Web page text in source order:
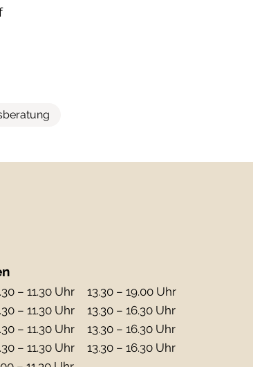
– 11.30 Uhr
13.30 – 19.00 Uhr
– 11.30 Uhr
13.30 – 16.30 Uhr
– 11.30 Uhr
13.30 – 16.30 Uhr
– 11.30 Uhr
13.30 – 16.30 Uhr